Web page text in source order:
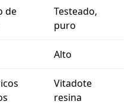
de
Testeado,
puro
Alto
Vitadote
resina